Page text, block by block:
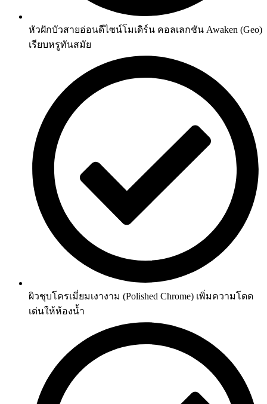
หัวฝักบัวสายอ่อนดีไซน์โมเดิร์น คอลเลกชัน Awaken (Geo)
เรียบหรูทันสมัย
ผิวชุบโครเมี่ยมเงางาม (Polished Chrome) เพิ่มความโดด
เด่นให้ห้องน้ำ